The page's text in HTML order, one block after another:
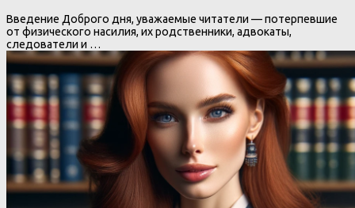
Введение Доброго дня, уважаемые читатели — потерпевшие
от физического насилия, их родственники, адвокаты,
следователи и …